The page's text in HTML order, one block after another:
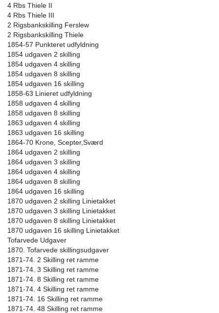
4 Rbs Thiele II
4 Rbs Thiele III
2 Rigsbankskilling Ferslew
2 Rigsbankskilling Thiele
1854-57 Punkteret udfyldning
1854 udgaven 2 skilling
1854 udgaven 4 skilling
1854 udgaven 8 skilling
1854 udgaven 16 skilling
1858-63 Linieret udfyldning
1858 udgaven 4 skilling
1858 udgaven 8 skilling
1863 udgaven 4 skilling
1863 udgaven 16 skilling
1864-70 Krone, Scepter,Sværd
1864 udgaven 2 skilling
1864 udgaven 3 skilling
1864 udgaven 4 skilling
1864 udgaven 8 skilling
1864 udgaven 16 skilling
1870 udgaven 2 skilling Linietakket
1870 udgaven 3 skilling Linietakket
1870 udgaven 8 skilling Linietakket
1870 udgaven 16 skilling Linietakket
Tofarvede Udgaver
1870. Tofarvede skillingsudgaver
1871-74. 2 Skilling ret ramme
1871-74. 3 Skilling ret ramme
1871-74. 8 Skilling ret ramme
1871-74. 4 Skilling ret ramme
1871-74. 16 Skilling ret ramme
1871-74. 48 Skilling ret ramme